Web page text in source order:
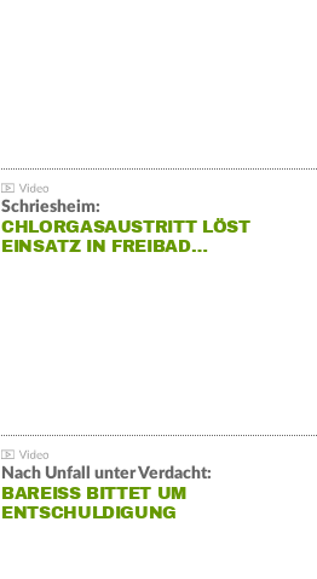
Schriesheim:
CHLORGASAUSTRITT LÖST
EINSATZ IN FREIBAD…
Nach Unfall unter Verdacht:
BAREISS BITTET UM E
NTSCHULDIGUNG